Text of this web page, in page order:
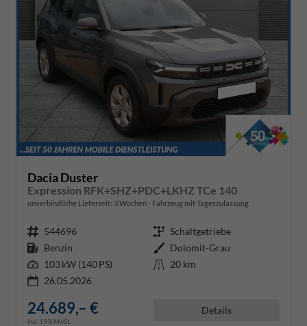
Dacia Duster
Expression RFK+SHZ+PDC+LKHZ TCe 140
unverbindliche Lieferzeit: 3 Wochen Fahrzeug mit Tageszulassung
Fahrzeugnr. 544696 Getriebe Schaltgetriebe
Kraftstoff Benzin Außenfarbe Dolomit-Grau
Leistung 103 kW (140 PS) Kilometerstand 20 km
26.05.2026
24.689,– €
incl. 19% MwSt.
Details